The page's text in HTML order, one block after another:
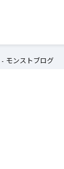
モンストブログ